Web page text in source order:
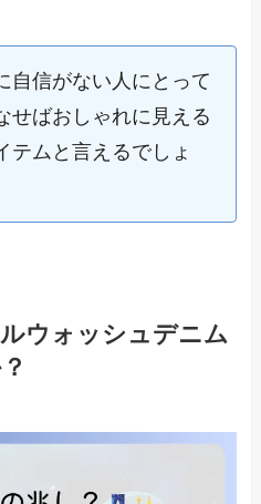
自信がない人にとって
せばおしゃれに見える
テムと言えるでしょ
ウォッシュデニム